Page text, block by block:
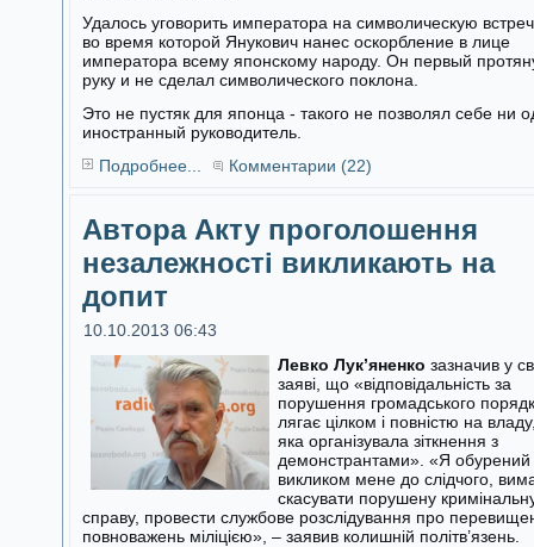
Удалось уговорить императора на символическую
во время которой Янукович нанес оскорбление в лице
императора всему японскому народу. Он первый
руку и не сделал символического поклона.
Это не пустяк для японца - такого не позволял себе ни
иностранный руководитель.
Подробнее...
Комментарии (22)
Автора Акту проголошення
незалежності викликають на
допит
10.10.2013 06:43
Левко Лук’яненко зазначив у
заяві, що «відповідальність за
порушення громадського
лягає цілком і повністю на
яка організувала зіткнення з
демонстрантами». «Я обурений
викликом мене до слідчого,
скасувати порушену
справу, провести службове розслідування про
повноважень міліцією», – заявив колишній політв’язень.